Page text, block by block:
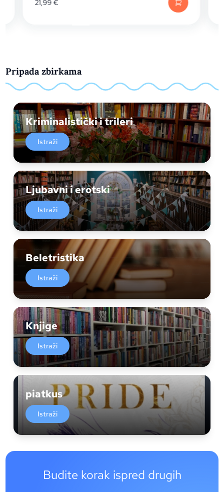
21,99€
Pripada zbirkama
Kriminalistički i trileri
Istraži
Ljubavni i erotski
Istraži
Beletristika
Istraži
Knjige
Istraži
piatkus
Istraži
Budite korak ispred drugih